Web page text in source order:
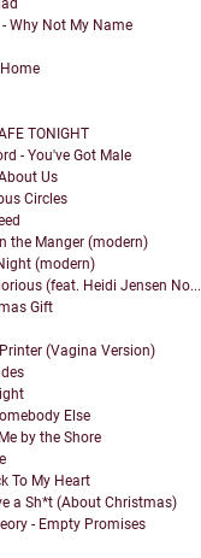
Why Not My Name
TONIGHT
- You've Got Male
Us
Circles
the Manger (modern)
(modern)
(feat. Heidi Jensen No...
Gift
(Vagina Version)
Else
by the Shore
To My Heart
a Sh*t (About Christmas)
- Empty Promises